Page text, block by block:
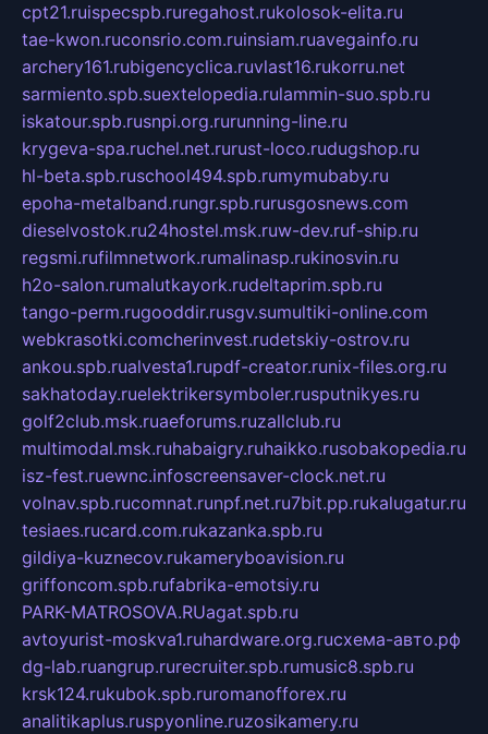
cpt21.ruispecspb.ruregahost.rukolosok-elita.ru
tae-kwon.ruconsrio.com.ruinsiam.ruavegainfo.ru
archery161.rubigencyclica.ruvlast16.rukorru.net
sarmiento.spb.suextelopedia.rulammin-suo.spb.ru
iskatour.spb.rusnpi.org.rurunning-line.ru
krygeva-spa.ruchel.net.rurust-loco.rudugshop.ru
hl-beta.spb.ruschool494.spb.rumymubaby.ru
epoha-metalband.rungr.spb.rurusgosnews.com
dieselvostok.ru24hostel.msk.ruw-dev.ruf-ship.ru
regsmi.rufilmnetwork.rumalinasp.rukinosvin.ru
h2o-salon.rumalutkayork.rudeltaprim.spb.ru
tango-perm.rugooddir.rusgv.sumultiki-online.com
webkrasotki.comcherinvest.rudetskiy-ostrov.ru
ankou.spb.rualvesta1.rupdf-creator.runix-files.org.ru
sakhatoday.ruelektrikersymboler.rusputnikyes.ru
golf2club.msk.ruaeforums.ruzallclub.ru
multimodal.msk.ruhabaigry.ruhaikko.rusobakopedia.ru
isz-fest.ruewnc.infoscreensaver-clock.net.ru
volnav.spb.rucomnat.runpf.net.ru7bit.pp.rukalugatur.ru
tesiaes.rucard.com.rukazanka.spb.ru
gildiya-kuznecov.rukameryboavision.ru
griffoncom.spb.rufabrika-emotsiy.ru
PARK-MATROSOVA.RUagat.spb.ru
avtoyurist-moskva1.ruhardware.org.ruсхема-авто.рф
dg-lab.ruangrup.rurecruiter.spb.rumusic8.spb.ru
krsk124.rukubok.spb.ruromanofforex.ru
analitikaplus.ruspyonline.ruzosikamery.ru